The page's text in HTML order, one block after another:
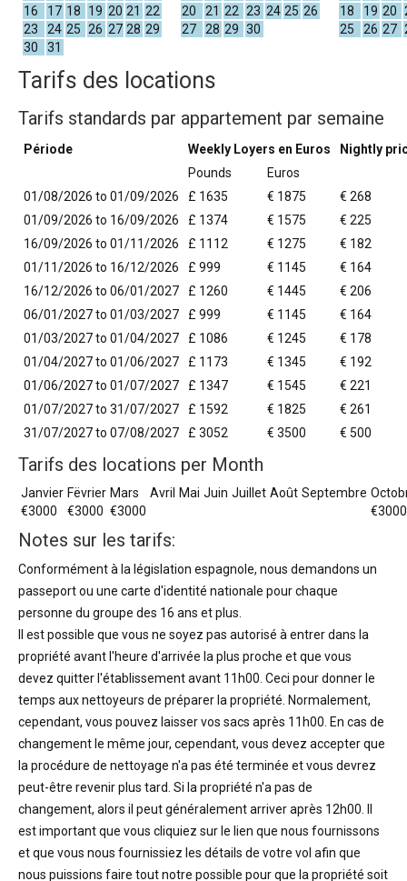
16
17 18 19 20 21 22
23
24 25 26 27 28 29
30
31
20
21 22 23 24 25 26
27
28 29 30
18
19 20
25
26 27
Tarifs des locations
Tarifs standards par appartement par semaine
Période Weekly Loyers en Euros
Nightly
Pounds
Euros
01/08/2026 to 01/09/2026
£ 1635 € 1875
€ 268
01/09/2026 to 16/09/2026
£ 1374 € 1575
€ 225
16/09/2026 to 01/11/2026
£ 1112 € 1275
€ 182
01/11/2026 to 16/12/2026
£ 999 € 1145
€ 164
16/12/2026 to 06/01/2027
£ 1260 € 1445
€ 206
06/01/2027 to 01/03/2027
£ 999 € 1145
€ 164
01/03/2027 to 01/04/2027
£ 1086 € 1245
€ 178
01/04/2027 to 01/06/2027
£ 1173 € 1345
€ 192
01/06/2027 to 01/07/2027
£ 1347 € 1545
€ 221
01/07/2027 to 31/07/2027
£ 1592 € 1825
€ 261
31/07/2027 to 07/08/2027
£ 3052 € 3500 € 500
Tarifs des locations per Month
Janvier Fëvrier Mars Avril Mai Juin Juillet Août Septembre
€3000
€3000 €3000 €3000
Notes sur les tarifs:
Conformément à la législation espagnole, nous demandons un
passeport ou une carte d'identité nationale pour chaque
personne du groupe des 16 ans et plus.
Il est possible que vous ne soyez pas autorisé à entrer dans la
propriété avant l'heure d'arrivée la plus proche et que vous
devez quitter l'établissement avant 11h00. Ceci pour donner le
temps aux nettoyeurs de préparer la propriété. Normalement,
cependant, vous pouvez laisser vos sacs après 11h00. En cas de
changement le même jour, cependant, vous devez accepter que
la procédure de nettoyage n'a pas été terminée et vous devrez
peut-être revenir plus tard. Si la propriété n'a pas de
changement, alors il peut généralement arriver après 12h00. Il
est important que vous cliquiez sur le lien que nous fournissons
et que vous nous fournissiez les détails de votre vol afin que
nous puissions faire tout notre possible pour que la propriété soit